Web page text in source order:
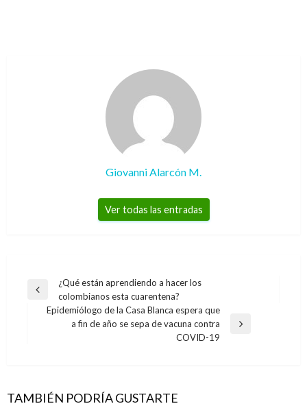
Giovanni Alarcón M.
Ver todas las entradas
Navegación
entradas
Entrada
anterior
¿Qué están aprendiendo a hacer los
colombianos esta cuarentena?
Entrada
Epidemiólogo de la Casa Blanca espera que
a fin de año se sepa de vacuna contra
COVID-19
TAMBIÉN PODRÍA GUSTARTE